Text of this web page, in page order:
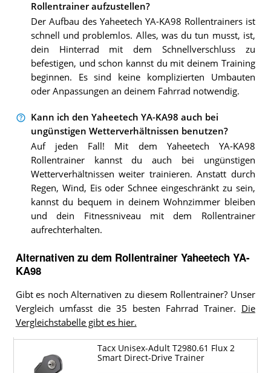
Rollentrainer aufzustellen?
Der Aufbau des Yaheetech YA-KA98 Rollentrainers ist
schnell und problemlos. Alles, was du tun musst, ist,
dein Hinterrad mit dem Schnellverschluss zu
befestigen, und schon kannst du mit deinem Training
beginnen. Es sind keine komplizierten Umbauten
oder Anpassungen an deinem Fahrrad notwendig.
Kann ich den Yaheetech YA-KA98 auch bei
ungünstigen Wetterverhältnissen benutzen?
Auf jeden Fall! Mit dem Yaheetech YA-KA98
Rollentrainer kannst du auch bei ungünstigen
Wetterverhältnissen weiter trainieren. Anstatt durch
Regen, Wind, Eis oder Schnee eingeschränkt zu sein,
kannst du bequem in deinem Wohnzimmer bleiben
und dein Fitnessniveau mit dem Rollentrainer
aufrechterhalten.
Alternativen zu dem Rollentrainer Yaheetech YA-
KA98
Gibt es noch Alternativen zu diesem Rollentrainer? Unser
Vergleich umfasst die 35 besten Fahrrad Trainer. Die
Vergleichstabelle gibt es hier.
Tacx Unisex-Adult T2980.61 Flux 2
Smart Direct-Drive Trainer